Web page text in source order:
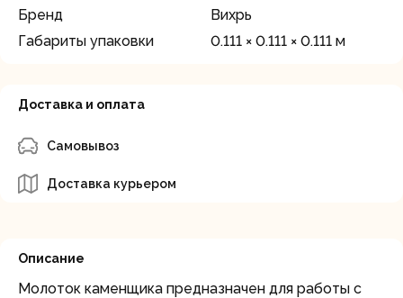
Бренд
Вихрь
Габариты упаковки
0.111 × 0.111 × 0.111 м
Доставка и оплата
Самовывоз
Доставка курьером
Описание
Молоток каменщика предназначен для работы с